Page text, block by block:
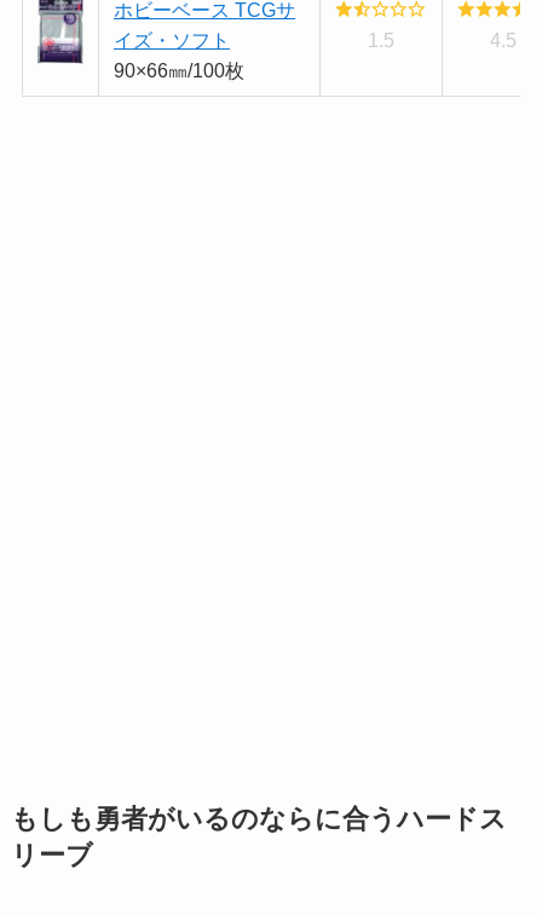
ホビーベース TCGサ
イズ・ソフト
90×66㎜/100枚
1.5 4.5
もしも勇者がいるのならに合うハードス
リーブ